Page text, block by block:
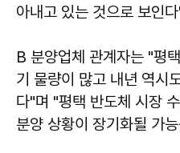
아내고 있는 것으로 보인
B 분양업체 관계자는 "평
기 물량이 많고 내년 역시
다"며 "평택 반도체 시장
분양 상황이 장기화될 가